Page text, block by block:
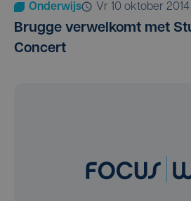
Onderwijs vr 10 oktober 2014
Brugge verwelkomt met
Concert